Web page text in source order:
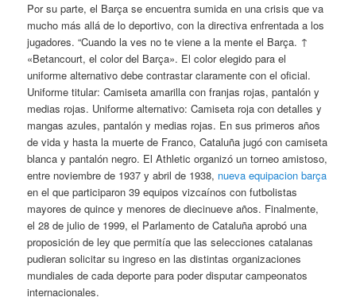
Por su parte, el Barça se encuentra sumida en una crisis que va
mucho más allá de lo deportivo, con la directiva enfrentada a los
jugadores. “Cuando la ves no te viene a la mente el Barça. ↑
«Betancourt, el color del Barça». El color elegido para el
uniforme alternativo debe contrastar claramente con el oficial.
Uniforme titular: Camiseta amarilla con franjas rojas, pantalón y
medias rojas. Uniforme alternativo: Camiseta roja con detalles y
mangas azules, pantalón y medias rojas. En sus primeros años
de vida y hasta la muerte de Franco, Cataluña jugó con camiseta
blanca y pantalón negro. El Athletic organizó un torneo amistoso,
entre noviembre de 1937 y abril de 1938, nueva equipacion barça
en el que participaron 39 equipos vizcaínos con futbolistas
mayores de quince y menores de diecinueve años. Finalmente,
el 28 de julio de 1999, el Parlamento de Cataluña aprobó una
proposición de ley que permitía que las selecciones catalanas
pudieran solicitar su ingreso en las distintas organizaciones
mundiales de cada deporte para poder disputar campeonatos
internacionales.